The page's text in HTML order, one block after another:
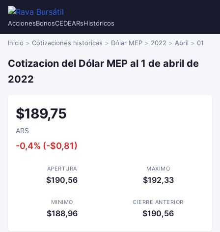
AccionesBonosCEDEARsHistóricos
Inicio Cotizaciones historicas Dólar MEP 2022 Abril 01
Cotizacion del Dólar MEP al 1 de abril de
2022
$189,75
ARS
-0,4% (-$0,81)
APERTURA
$190,56
MAXIMO
$192,33
MINIMO
$188,96
CIERRE ANTERIOR
$190,56